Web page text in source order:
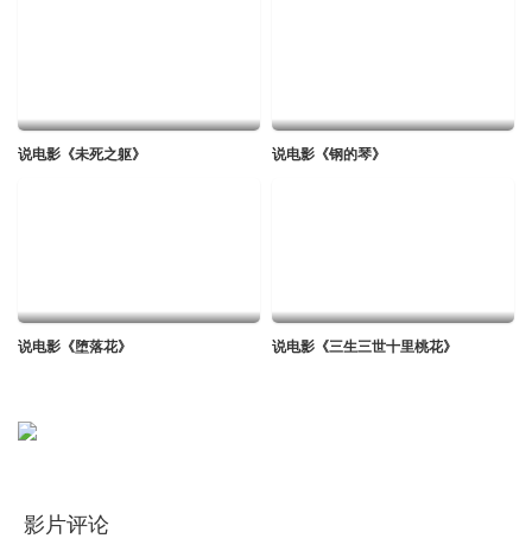
说电影《未死之躯》 说电影《钢的琴》
说电影《堕落花》 说电影《三生三世十里桃花》
影片评论